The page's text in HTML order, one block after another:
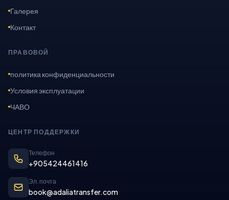
Галерея
Контакт
ПРАВОВОЙ
политика конфиденциальности
Условия эксплуатации
ЧАВО
ЦЕНТР ПОДДЕРЖКИ
Телефон
+905424461416
Эл. почта
book@adaliatransfer.com